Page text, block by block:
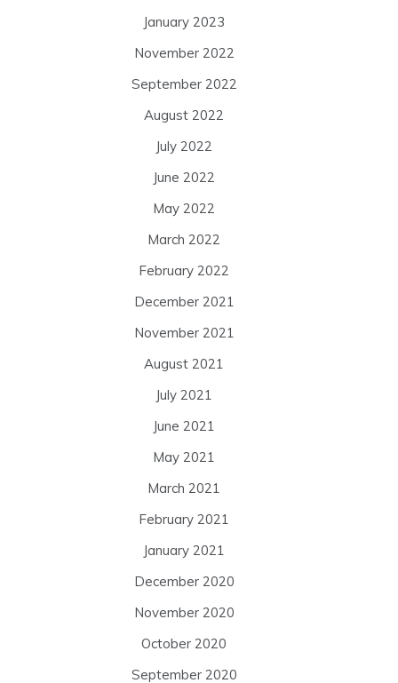
January 2023
November 2022
September 2022
August 2022
July 2022
June 2022
May 2022
March 2022
February 2022
December 2021
November 2021
August 2021
July 2021
June 2021
May 2021
March 2021
February 2021
January 2021
December 2020
November 2020
October 2020
September 2020